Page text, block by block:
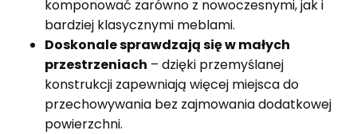
komponować zarówno z nowoczesnymi, jak i
bardziej klasycznymi meblami.
Doskonale sprawdzają się w małych
przestrzeniach – dzięki przemyślanej
konstrukcji zapewniają więcej miejsca do
przechowywania bez zajmowania dodatkowej
powierzchni.